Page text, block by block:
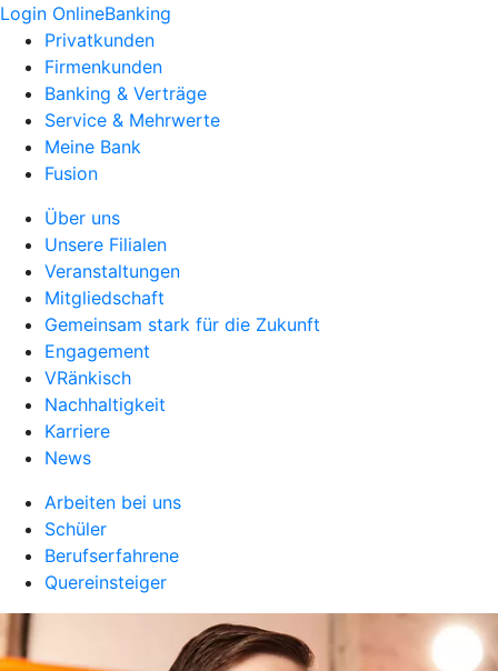
Login OnlineBanking
Privatkunden
Firmenkunden
Banking & Verträge
Service & Mehrwerte
Meine Bank
Fusion
Über uns
Unsere Filialen
Veranstaltungen
Mitgliedschaft
Gemeinsam stark für die Zukunft
Engagement
VRänkisch
Nachhaltigkeit
Karriere
News
Arbeiten bei uns
Schüler
Berufserfahrene
Quereinsteiger